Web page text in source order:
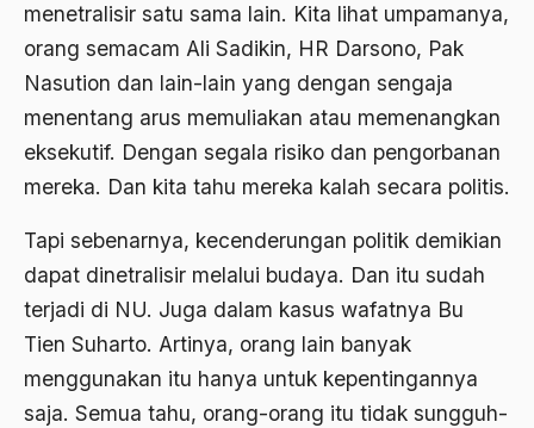
menetralisir satu sama lain. Kita lihat umpamanya,
orang semacam Ali Sadikin, HR Darsono, Pak
Nasution dan lain-lain yang dengan sengaja
menentang arus memuliakan atau memenangkan
eksekutif. Dengan segala risiko dan pengorbanan
mereka. Dan kita tahu mereka kalah secara politis.
Tapi sebenarnya, kecenderungan politik demikian
dapat dinetralisir melalui budaya. Dan itu sudah
terjadi di NU. Juga dalam kasus wafatnya Bu
Tien Suharto. Artinya, orang lain banyak
menggunakan itu hanya untuk kepentingannya
saja. Semua tahu, orang-orang itu tidak sungguh-
Asia Tenggara
Asimilasi
Askar
Asosiasi
Aspek Politis
Aspek religius Agama
Aspek Teknis
Aspirasi Politik